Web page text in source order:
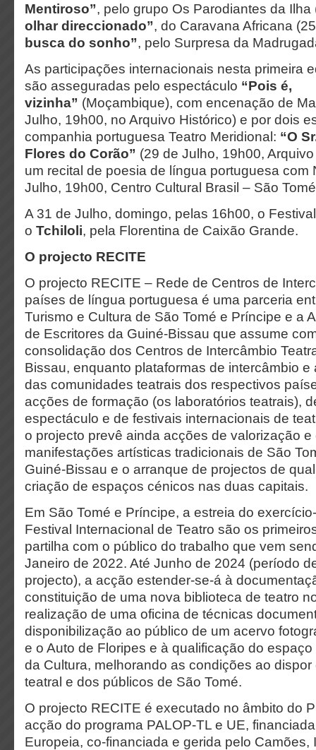
Mentiroso”, pelo grupo Os Parodiantes da
olhar direccionado”, do Caravana Africana
busca do sonho”, pelo Surpresa da
As participações internacionais nesta primeira
são asseguradas pelo espectáculo “Pois é,
vizinha” (Moçambique), com encenação de
Julho, 19h00, no Arquivo Histórico) e por dois
companhia portuguesa Teatro Meridional: “O
Flores do Corão” (29 de Julho, 19h00,
um recital de poesia de língua portuguesa com
Julho, 19h00, Centro Cultural Brasil – São
A 31 de Julho, domingo, pelas 16h00, o
o Tchiloli, pela Florentina de Caixão Grande.
O projecto RECITE
O projecto RECITE – Rede de Centros de
países de língua portuguesa é uma parceria
Turismo e Cultura de São Tomé e Príncipe e a
de Escritores da Guiné-Bissau que assume
consolidação dos Centros de Intercâmbio
Bissau, enquanto plataformas de intercâmbio e
das comunidades teatrais dos respectivos
acções de formação (os laboratórios teatrais),
espectáculo e de festivais internacionais de
o projecto prevê ainda acções de valorização
manifestações artísticas tradicionais de São
Guiné-Bissau e o arranque de projectos de
criação de espaços cénicos nas duas capitais.
Em São Tomé e Príncipe, a estreia do
Festival Internacional de Teatro são os
partilha com o público do trabalho que vem
Janeiro de 2022. Até Junho de 2024 (período
projecto), a acção estender-se-á à
constituição de uma nova biblioteca de teatro
realização de uma oficina de técnicas
disponibilização ao público de um acervo
e o Auto de Floripes e à qualificação do
da Cultura, melhorando as condições ao
teatral e dos públicos de São Tomé.
O projecto RECITE é executado no âmbito do
acção do programa PALOP-TL e UE,
Europeia, co-financiada e gerida pelo Camões,